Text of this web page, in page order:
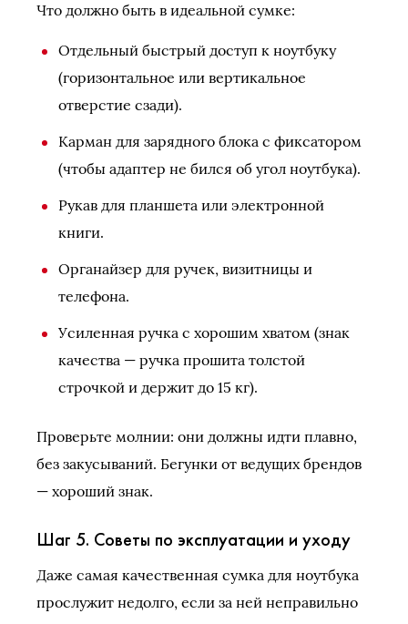
Что должно быть в идеальной сумке:
Отдельный быстрый доступ к ноутбуку
(горизонтальное или вертикальное
отверстие сзади).
Карман для зарядного блока с фиксатором
(чтобы адаптер не бился об угол ноутбука).
Рукав для планшета или электронной
книги.
Органайзер для ручек, визитницы и
телефона.
Усиленная ручка с хорошим хватом (знак
качества — ручка прошита толстой
строчкой и держит до 15 кг).
Проверьте молнии: они должны идти плавно,
без закусываний. Бегунки от ведущих брендов
— хороший знак.
Шаг 5. Советы по эксплуатации и уходу
Даже самая качественная сумка для ноутбука
прослужит недолго, если за ней неправильно